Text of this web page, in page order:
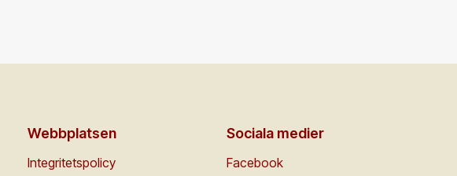
Webbplatsen
Integritetspolicy
Sociala medier
Facebook